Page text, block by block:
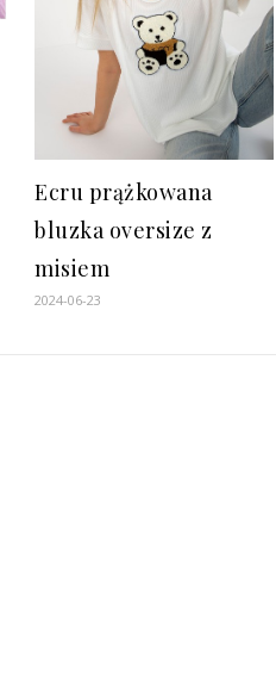
Ecru prążkowana
bluzka oversize z
misiem
2024-06-23